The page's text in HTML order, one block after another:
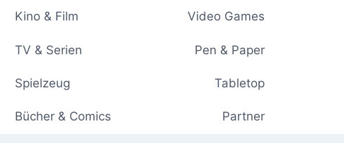
Kino & Film Video Games
TV & Serien Pen & Paper
Spielzeug Tabletop
Bücher & Comics Partner